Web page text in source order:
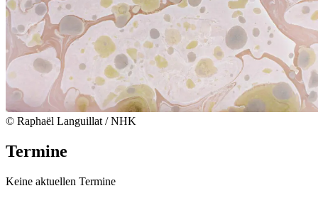
© Raphaël Languillat / NHK
Termine
Keine aktuellen Termine